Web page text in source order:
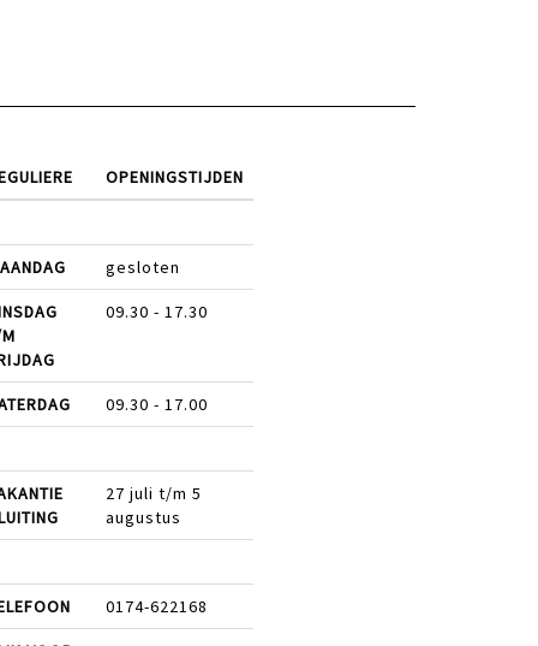
OPENINGSTIJDEN
gesloten
09.30 - 17.30
09.30 - 17.00
27 juli t/m 5
augustus
0174-622168